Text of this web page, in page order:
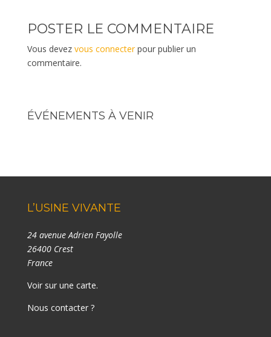
POSTER LE COMMENTAIRE
Vous devez vous connecterpour publier un
commentaire.
ÉVÉNEMENTS À VENIR
L’USINE VIVANTE
24 avenue Adrien Fayolle
26400 Crest
France
Voir sur une carte.
Nous contacter ?